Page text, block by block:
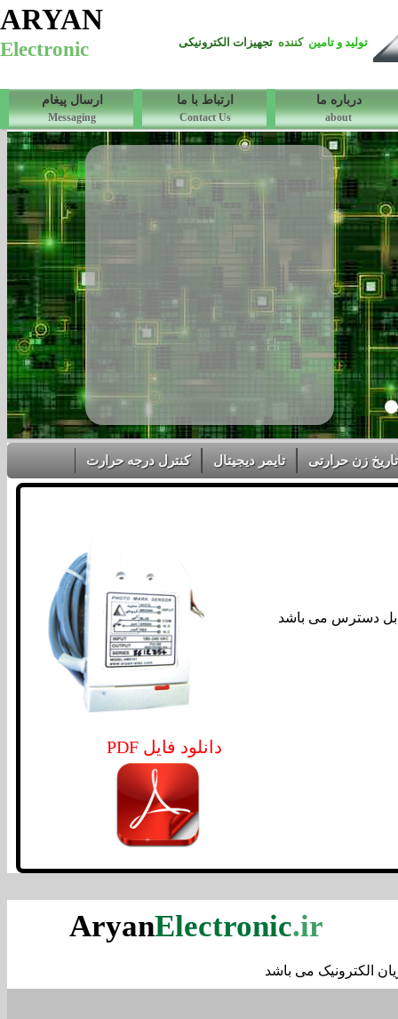
ARYAN
Electronic کننده
ارسال پیغام
Messaging
ارتباط با ما
Contact Us
درباره ما
about
APC 166 شمارنده پیش انتخابی
قابل برنامه ریزی - صعودی و نزولی
چهار رقمی - ورودی انواع سنسور و
میکروسوئیچ -خروجی قایل برنامه
ریزی - سرعت بالا - نمایش همزمان
عدد شمارش شده و عدد انتخابی
تاریخ زن حرارتی تایمر دیجیتال کنترل درجه حرارت
PDF دانلود فایل
AryanElectronic.ir
الکترونیک می باشد